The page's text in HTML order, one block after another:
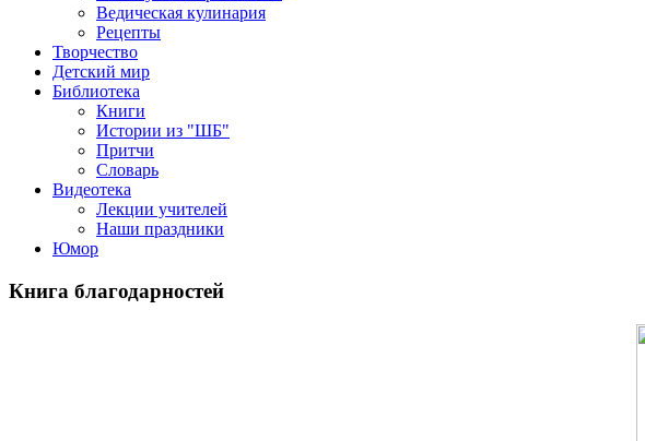
Ведическая кулинария
Рецепты
Творчество
Детский мир
Библиотека
Книги
Истории из "ШБ"
Притчи
Словарь
Видеотека
Лекции учителей
Наши праздники
Юмор
Книга благодарностей